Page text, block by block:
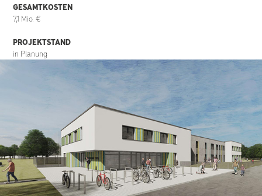
GESAMTKOSTEN
7,1 Mio. €
PROJEKTSTAND
in Planung